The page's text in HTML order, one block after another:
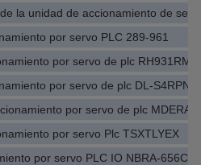
la unidad de accionamiento de
por servo PLC 289-961
por servo de plc RH931RM
por servo de plc DL-S4RPN
por servo de plc
por servo Plc TSXTLYEX
por servo PLC IO NBRA-656C